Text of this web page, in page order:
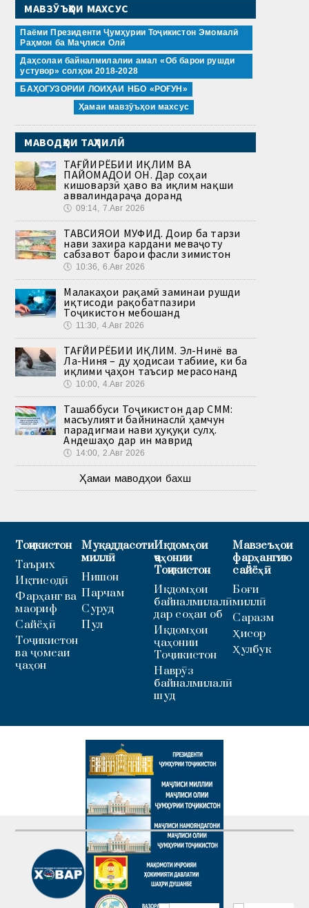
МАВЗӮЪҲОИ МАХСУС
Паёми Президенти Ҷумҳурии Тоҷикистон Эмомалӣ
Раҳмон ба Маҷлиси Олӣ
Даҳсолаи байналмилалии амал «Об барои рушди
устувор» солҳои 2018-2028
БАҲОГУЗОРИИ ЛОИҲАИ НБО «РОҒУН»
Ҳамаи мавзӯъҳои махсус
МАВОДҲОИ ТАҲЛИЛӢ
ТАҒЙИРЁБИИ ИҚЛИМ ВА
ПАЙОМАДҲОИ ОН. Дар соҳаи
кишоварзӣ ҳаво ва иқлим нақши
аввалиндараҷа доранд
🕔 09:14, 7.Авг 2026
ТАВСИЯҲОИ МУФИД. Доир ба тарзи
нави захира кардани меваҷоту
сабзавот барои фасли зимистон
🕔 10:36, 6.Авг 2026
Малакаҳои рақамӣ заминаи рушди
иқтисоди рақобатпазири
Тоҷикистон мебошанд
🕔 11:30, 4.Авг 2026
ТАҒЙИРЁБИИ ИҚЛИМ. Эл-Нинё ва
Ла-Ниня – ду ҳодисаи табиие, ки ба
иқлими ҷаҳон таъсир мерасонанд
🕔 10:00, 4.Авг 2026
Ташаббуси Тоҷикистон дар СММ:
масъулияти байнинаслӣ ҳамчун
парадигмаи нави ҳуқуқи сулҳ.
Андешаҳо дар ин маврид
🕔 14:00, 2.Авг 2026
Ҳамаи маводҳои бахш
Тоҷикистон
Таърих
Иқтисодӣ
Фарҳанг ва
маориф
Сайёҳӣ
Тоҷикистон
ва ҷомеаи
ҷаҳон
Муқаддасоти
миллӣ
Нишон
Парчам
Суруд
Пул
Иқдомҳои
ҷаҳонии
Тоҷикистон
Иқдомҳои
байналмилалӣ
дар соҳаи об
Иқдомҳои
ҷаҳонии
Тоҷикистон
Наврӯз
байналмилалӣ
шуд
Мавзеъҳои
фарҳангию
сайёҳӣ
Боғи
миллӣ
Саразм
Ҳисор
Ҳулбук